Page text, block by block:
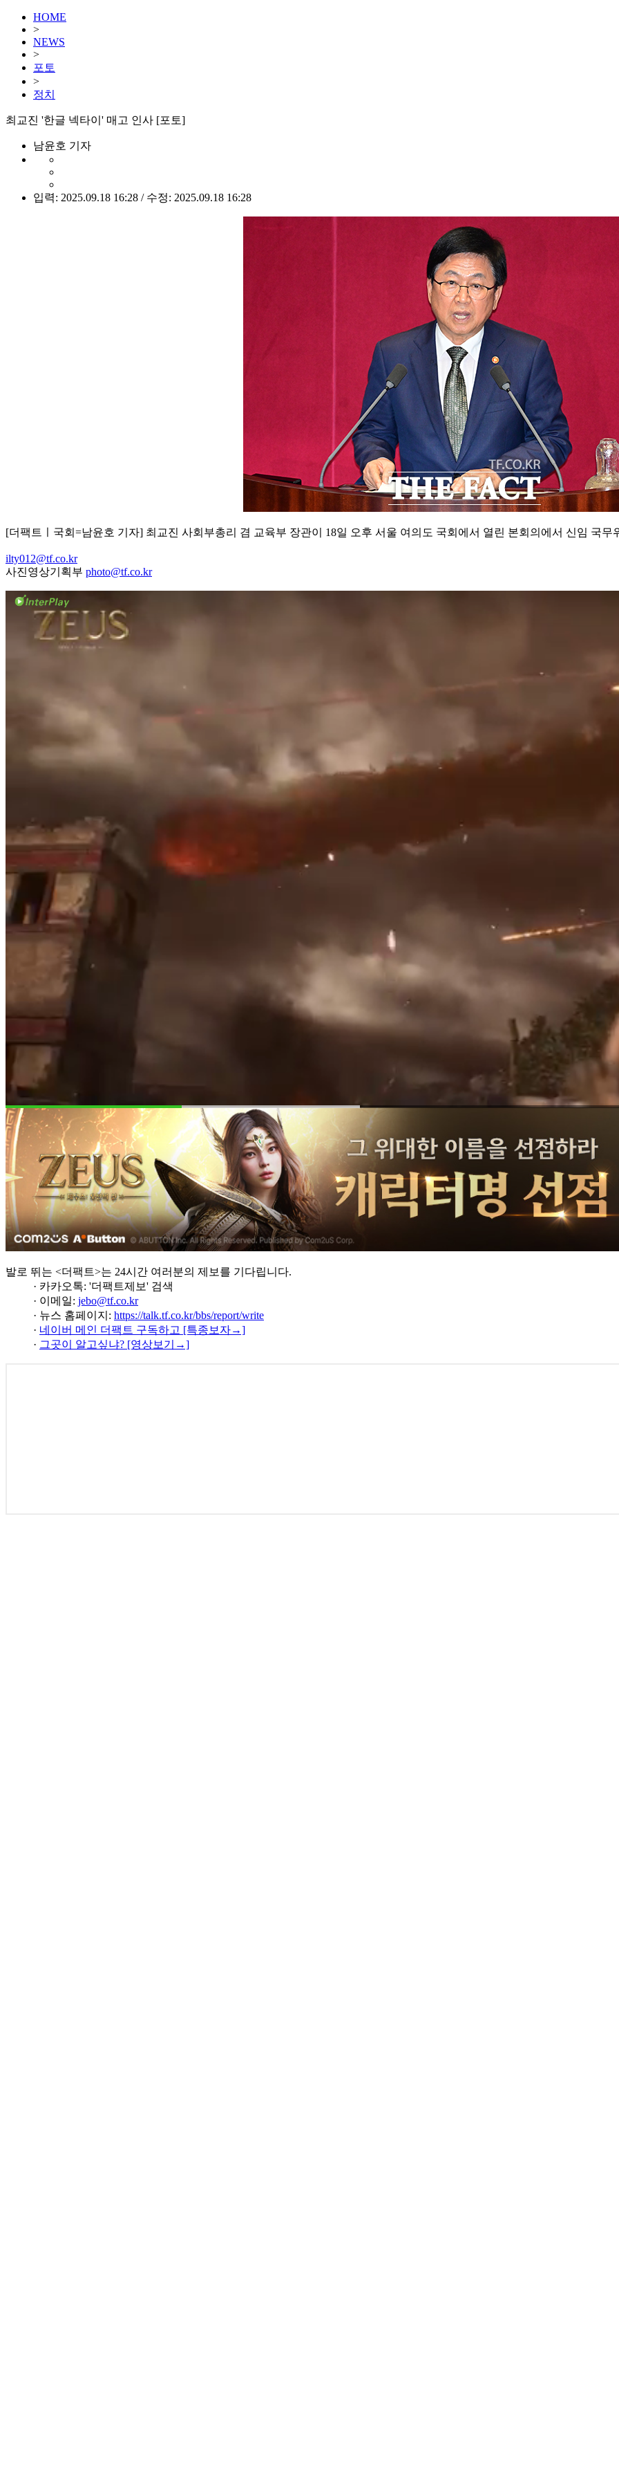
HOME
>
NEWS
>
포토
>
정치
최교진 '한글 넥타이' 매고 인사 [포토]
남윤호 기자
입력: 2025.09.18 16:28 / 수정: 2025.09.18 16:28
[더팩트ㅣ국회=남윤호 기자] 최교진 사회부총리 겸 교육부 장관이 18일 오후 서울 여의도 국회에서 열린 본회의에서 신임 국무
ilty012@tf.co.kr
사진영상기획부 photo@tf.co.kr
발로 뛰는 <더팩트>는 24시간 여러분의 제보를 기다립니다.
· 카카오톡: '더팩트제보' 검색
· 이메일: jebo@tf.co.kr
· 뉴스 홈페이지: https://talk.tf.co.kr/bbs/report/write
· 네이버 메인 더팩트 구독하고 [특종보자→]
· 그곳이 알고싶냐? [영상보기→]